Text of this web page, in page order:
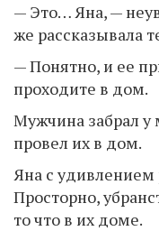
— Это… Яна, —
же рассказывала
— Понятно, и ее
проходите в дом.
Мужчина забрал
провел их в дом.
Яна с
Просторно,
то что в их доме.